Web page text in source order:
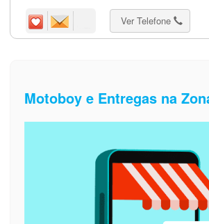
Ver Telefone
Motoboy e Entregas na